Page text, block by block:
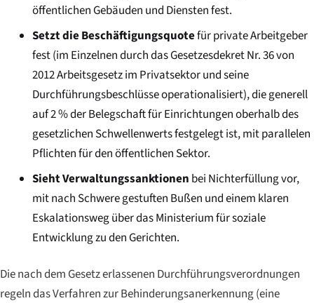
öffentlichen Gebäuden und Diensten fest.
Setzt die Beschäftigungsquotefür private Arbeitgeber
fest (im Einzelnen durch das Gesetzesdekret Nr. 36 von
2012 Arbeitsgesetz im Privatsektor und seine
Durchführungsbeschlüsse operationalisiert), die generell
auf 2 % der Belegschaft für Einrichtungen oberhalb des
gesetzlichen Schwellenwerts festgelegt ist, mit parallelen
Pflichten für den öffentlichen Sektor.
Sieht Verwaltungssanktionen bei Nichterfüllung vor,
mit nach Schwere gestuften Bußen und einem klaren
Eskalationsweg über das Ministerium für soziale
Entwicklung zu den Gerichten.
Die nach dem Gesetz erlassenen Durchführungsverordnungen
regeln das Verfahren zur Behinderungsanerkennung (eine